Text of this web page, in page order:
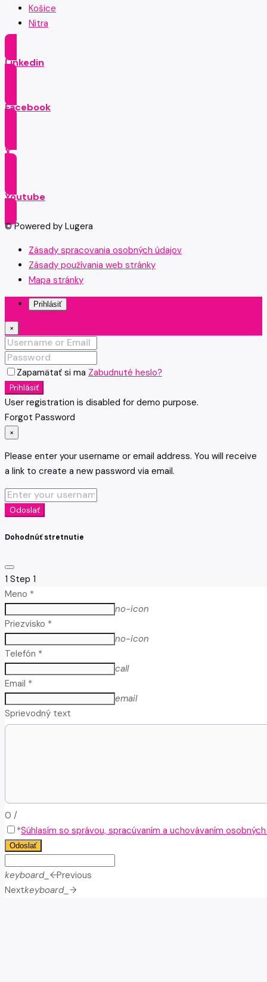
Košice
Nitra
Linkedin
Facebook
X
Youtube
© Powered by Lugera
Zásady spracovania osobných údajov
Zásady používania web stránky
Mapa stránky
Prihlásiť
×
Zapamätať si ma Zabudnuté heslo?
Prihlásiť
User registration is disabled for demo purpose.
Forgot Password
×
Please enter your username or email address. You will receive
a link to create a new password via email.
Odoslať
Dohodnúť stretnutie
1 Step 1
Meno *
no-icon
Priezvisko *
no-icon
Telefón *
call
Email *
email
Sprievodný text
0 /
*Súhlasím so správou, spracúvaním a uchovávaním
Odoslať
keyboard_arrow_leftPrevious
Nextkeyboard_arrow_right